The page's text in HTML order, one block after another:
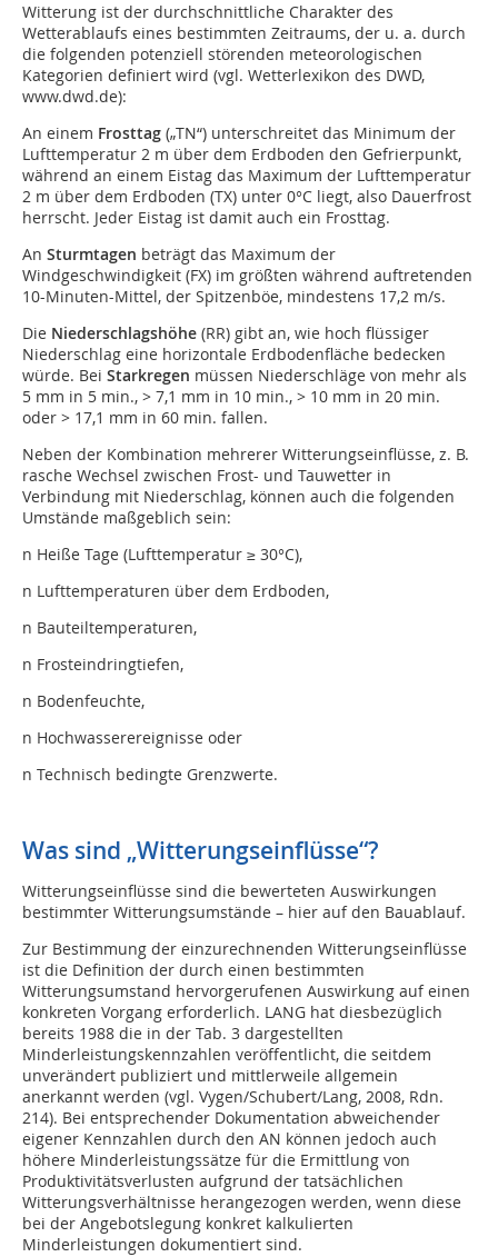
Witterung ist der durchschnittliche Charakter des
Wetterablaufs eines bestimmten Zeitraums, der u. a. durch
die folgenden potenziell störenden meteorologischen
Kategorien definiert wird (vgl. Wetterlexikon des DWD,
www.dwd.de):
An einem Frosttag („TN“) unterschreitet das Minimum der
Lufttemperatur 2 m über dem Erdboden den Gefrierpunkt,
während an einem Eistag das Maximum der Lufttemperatur
2 m über dem Erdboden (TX) unter 0°C liegt, also Dauerfrost
herrscht. Jeder Eistag ist damit auch ein Frosttag.
An Sturmtagen beträgt das Maximum der
Windgeschwindigkeit (FX) im größten während auftretenden
10-Minuten-Mittel, der Spitzenböe, mindestens 17,2 m/s.
Die Niederschlagshöhe (RR) gibt an, wie hoch flüssiger
Niederschlag eine horizontale Erdbodenfläche bedecken
würde. Bei Starkregen müssen Niederschläge von mehr als
5 mm in 5 min., > 7,1 mm in 10 min., > 10 mm in 20 min.
oder > 17,1 mm in 60 min. fallen.
Neben der Kombination mehrerer Witterungseinflüsse, z. B.
rasche Wechsel zwischen Frost- und Tauwetter in
Verbindung mit Niederschlag, können auch die folgenden
Umstände maßgeblich sein:
n Heiße Tage (Lufttemperatur ≥ 30°C),
n Lufttemperaturen über dem Erdboden,
n Bauteiltemperaturen,
n Frosteindringtiefen,
n Bodenfeuchte,
n Hochwasserereignisse oder
n Technisch bedingte Grenzwerte.
Was sind „Witterungseinflüsse“?
Witterungseinflüsse sind die bewerteten Auswirkungen
bestimmter Witterungsumstände – hier auf den Bauablauf.
Zur Bestimmung der einzurechnenden Witterungseinflüsse
ist die Definition der durch einen bestimmten
Witterungsumstand hervorgerufenen Auswirkung auf einen
konkreten Vorgang erforderlich. LANG hat diesbezüglich
bereits 1988 die in der Tab. 3 dargestellten
Minderleistungskennzahlen veröffentlicht, die seitdem
unverändert publiziert und mittlerweile allgemein
anerkannt werden (vgl. Vygen/Schubert/Lang, 2008, Rdn.
214). Bei entsprechender Dokumentation abweichender
eigener Kennzahlen durch den AN können jedoch auch
höhere Minderleistungssätze für die Ermittlung von
Produktivitätsverlusten aufgrund der tatsächlichen
Witterungsverhältnisse herangezogen werden, wenn diese
bei der Angebotslegung konkret kalkulierten
Minderleistungen dokumentiert sind.